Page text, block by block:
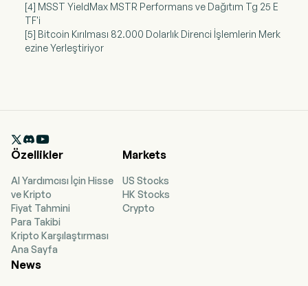
[4] MSST YieldMax MSTR Performans ve Dağıtım Tg 25 E
TF'i
[5] Bitcoin Kırılması 82.000 Dolarlık Direnci İşlemlerin Merk
ezine Yerleştiriyor

Özellikler
AI Yardımcısı İçin Hisse
ve Kripto
Fiyat Tahmini
Para Takibi
Kripto Karşılaştırması
Ana Sayfa
Markets
US Stocks
HK Stocks
Crypto
News